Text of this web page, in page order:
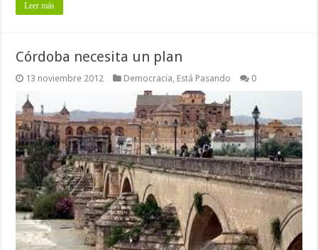
Leer más
Córdoba necesita un plan
13 noviembre 2012 Democracia, Está Pasando 0